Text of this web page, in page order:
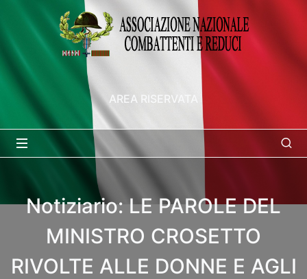
AREA RISERVATA
Notiziario: LE PAROLE DEL
MINISTRO CROSETTO
RIVOLTE ALLE DONNE E AGLI